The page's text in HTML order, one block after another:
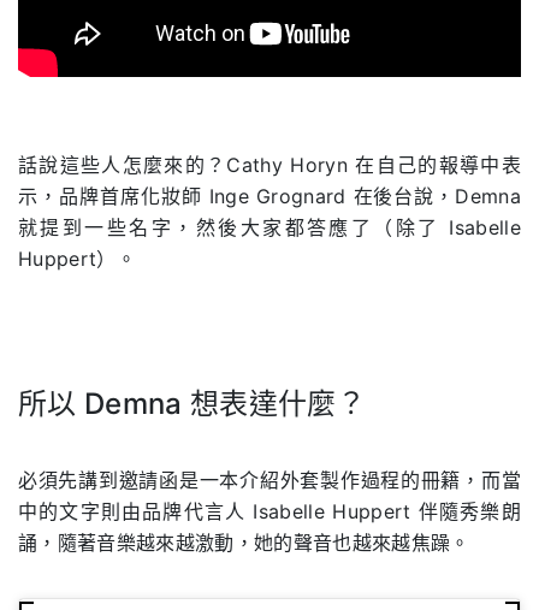
話說這些人怎麼來的？Cathy Horyn 在自己的報導中表
示，品牌首席化妝師 Inge Grognard 在後台說，Demna
就提到一些名字，然後大家都答應了（除了 Isabelle
Huppert）。
所以 Demna 想表達什麼？
必須先講到邀請函是一本介紹外套製作過程的冊籍，而當
中的文字則由品牌代言人 Isabelle Huppert 伴隨秀樂朗
誦，隨著音樂越來越激動，她的聲音也越來越焦躁。